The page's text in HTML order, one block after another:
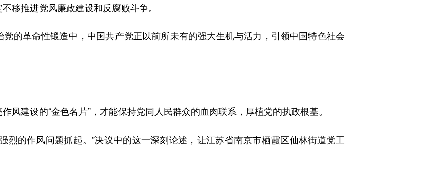
移推进党风廉政建设和反腐败斗争。
革命性锻造中，中国共产党正以前所未有的强大生机与活力，引领中国特色社会
建设的“金色名片”，才能保持党同人民群众的血肉联系，厚植党的执政根基。
的作风问题抓起。”决议中的这一深刻论述，让江苏省南京市栖霞区仙林街道党工